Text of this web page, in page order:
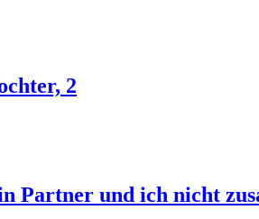
2
Partner und ich nicht